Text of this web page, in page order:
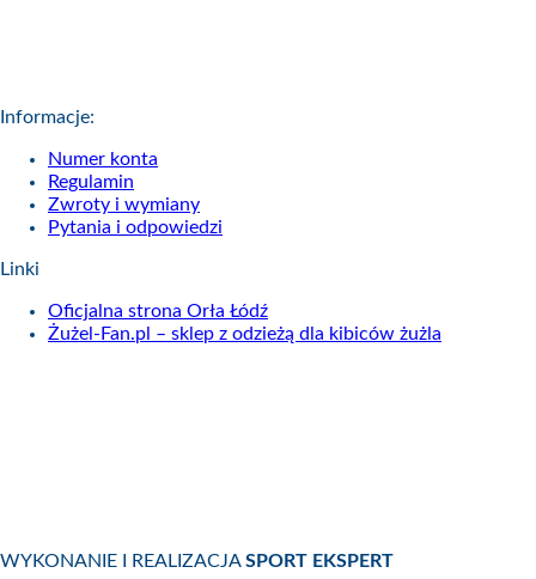
Informacje:
Numer konta
Regulamin
Zwroty i wymiany
Pytania i odpowiedzi
Linki
Oficjalna strona Orła Łódź
Żużel-Fan.pl – sklep z odzieżą dla kibiców żużla
WYKONANIE I REALIZACJASPORT EKSPERT